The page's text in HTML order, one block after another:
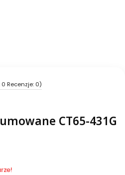
0 Recenzje: 0)
CT65-431G